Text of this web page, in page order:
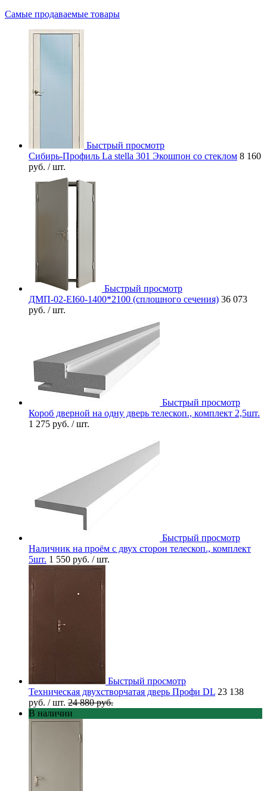
Самые продаваемые товары
Быстрый просмотр
Сибирь-Профиль La stella 301 Экошпон со стеклом 8 160
руб. / шт.
Быстрый просмотр
ДМП-02-EI60-1400*2100 (сплошного сечения) 36 073
руб. / шт.
Быстрый просмотр
Короб дверной на одну дверь телескоп., комплект 2,5шт.
1 275 руб. / шт.
Быстрый просмотр
Наличник на проём с двух сторон телескоп., комплект
5шт. 1 550 руб. / шт.
Быстрый просмотр
Техническая двухстворчатая дверь Профи DL 23 138
руб. / шт. 24 880 руб.
В наличии